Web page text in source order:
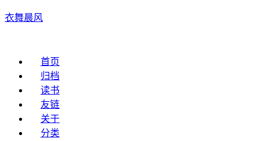
衣舞晨风
首页
归档
读书
友链
关于
分类